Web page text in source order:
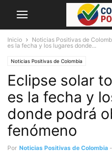
Inicio Noticias Positivas de
es la fecha y los lugares donde...
Noticias Positivas de Colombia
Eclipse solar
es la fecha y
donde podrá
fenómeno
Por Noticias Positivas de Colombia -